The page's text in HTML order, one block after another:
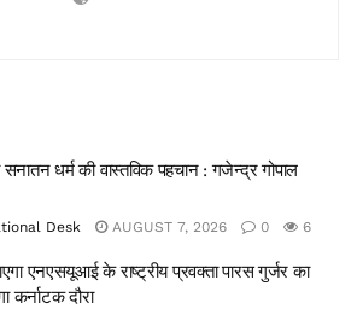
धर्म की वास्तविक पहचान : गजेन्द्र गोपाल
Desk AUGUST 7, 2026 0 6
एनएसयूआई के राष्ट्रीय प्रवक्ता पारस गुर्जर का
कर्नाटक दौरा